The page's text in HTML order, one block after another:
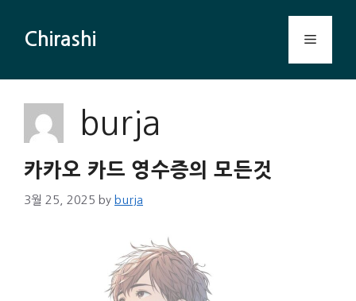
Chirashi Menu
burja
카카오 카드 영수증의 모든것
3월 25, 2025 by burja